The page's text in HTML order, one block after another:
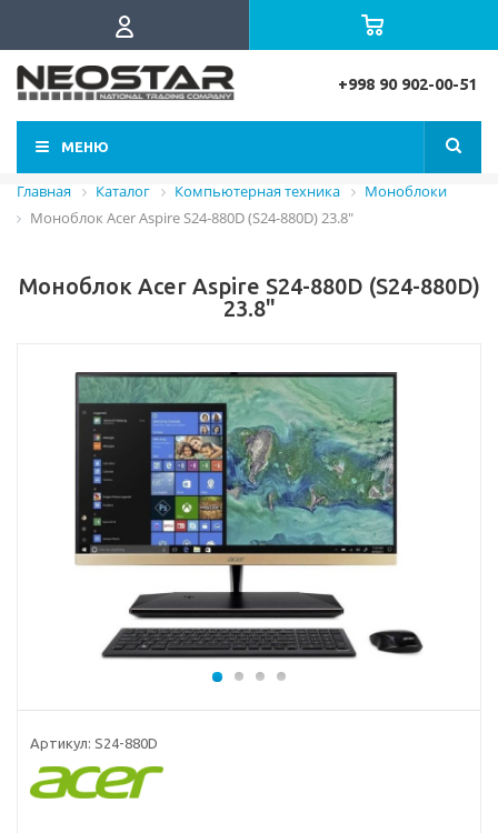
+998 90 902-00-51
МЕНЮ
Главная Каталог Компьютерная техника
Моноблоки
Моноблок Acer Aspire S24-880D (S24-880D) 23.8"
Моноблок Acer Aspire S24-880D (S24-880D)
23.8"
Артикул: S24-880D